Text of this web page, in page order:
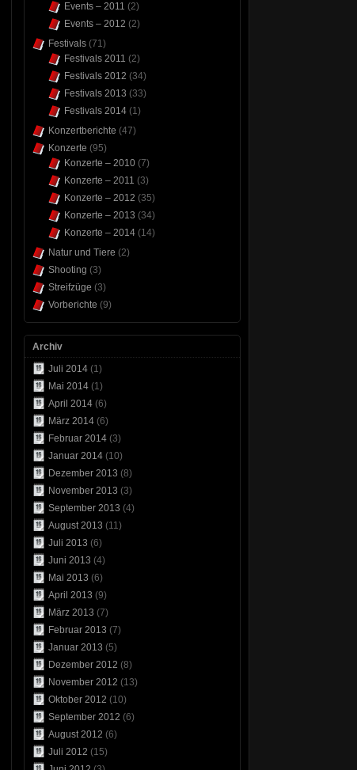
Events – 2011 (2)
Events – 2012 (2)
Festivals (71)
Festivals 2011 (2)
Festivals 2012 (34)
Festivals 2013 (33)
Festivals 2014 (1)
Konzertberichte (47)
Konzerte (95)
Konzerte – 2010 (7)
Konzerte – 2011 (3)
Konzerte – 2012 (35)
Konzerte – 2013 (34)
Konzerte – 2014 (14)
Natur und Tiere (2)
Shooting (3)
Streifzüge (3)
Vorberichte (9)
Archiv
Juli 2014 (1)
Mai 2014 (1)
April 2014 (6)
März 2014 (6)
Februar 2014 (3)
Januar 2014 (10)
Dezember 2013 (8)
November 2013 (3)
September 2013 (4)
August 2013 (11)
Juli 2013 (6)
Juni 2013 (4)
Mai 2013 (6)
April 2013 (9)
März 2013 (7)
Februar 2013 (7)
Januar 2013 (5)
Dezember 2012 (8)
November 2012 (13)
Oktober 2012 (10)
September 2012 (6)
August 2012 (6)
Juli 2012 (15)